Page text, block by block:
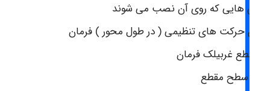
هایی که روی آن نصب می شوند
حرکت های تنظیمی ( در طول محور ) فرمان
قطع غربیلک فرمان
سطح مقطع